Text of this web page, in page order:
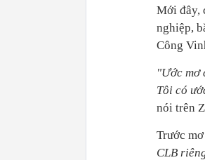
Mới đây,
nghiệp,
Công
"Ước mơ
Tôi có
nói trên
Trước
CLB